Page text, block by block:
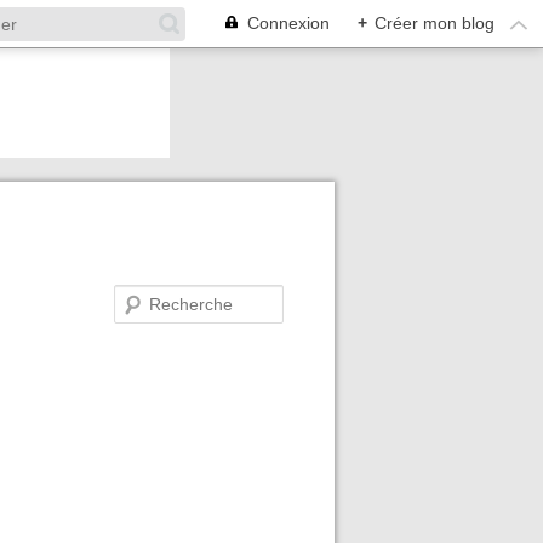
Connexion + Créer mon blog